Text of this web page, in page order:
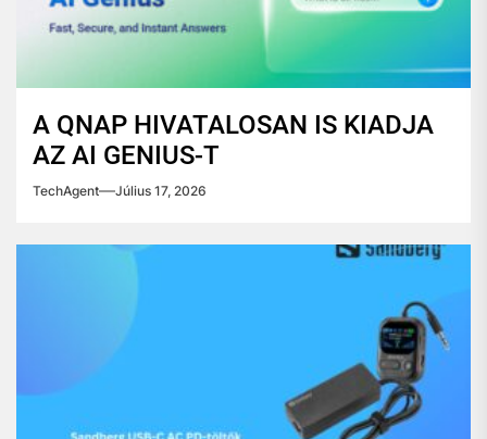
A QNAP HIVATALOSAN IS KIADJA
AZ AI GENIUS-T
TechAgent Július 17, 2026